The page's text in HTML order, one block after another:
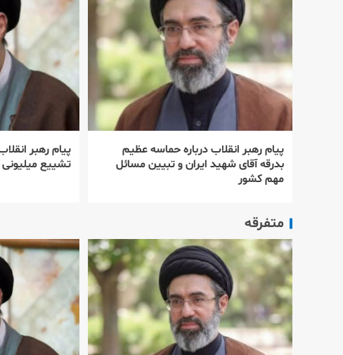
پیام رهبر انقلاب درباره حماسه عظیم
بدرقه آقای شهید ایران و تبیین مسائل
مهم کشور
پیام رهبر
تشییع
متفرقه